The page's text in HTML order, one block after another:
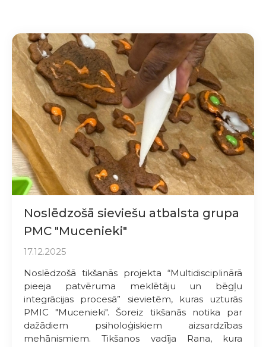
Noslēdzošā sieviešu atbalsta grupa
PMC "Mucenieki"
17.12.2025
Noslēdzošā tikšanās projekta “Multidisciplinārā
pieeja patvēruma meklētāju un bēgļu
integrācijas procesā” sievietēm, kuras uzturās
PMIC "Mucenieki". Šoreiz tikšanās notika par
dažādiem psiholoģiskiem aizsardzības
mehānismiem. Tikšanos vadīja Rana, kura